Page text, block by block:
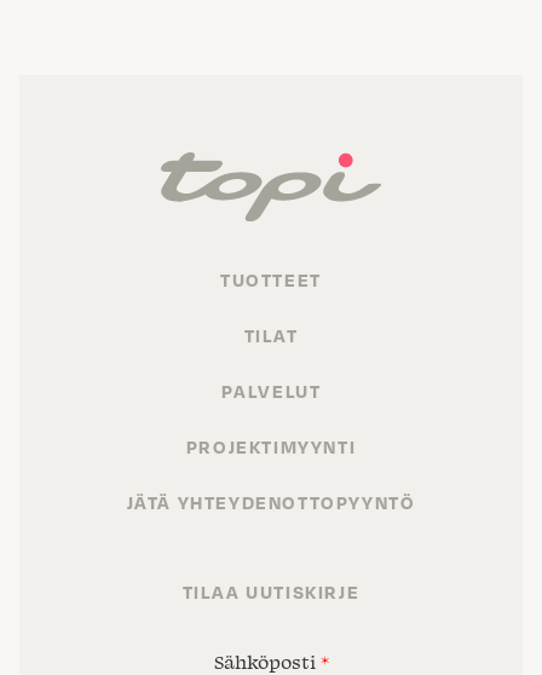
TUOTTEET
TILAT
PALVELUT
PROJEKTIMYYNTI
JÄTÄ YHTEYDENOTTOPYYNTÖ
TILAA UUTISKIRJE
Sähköposti *